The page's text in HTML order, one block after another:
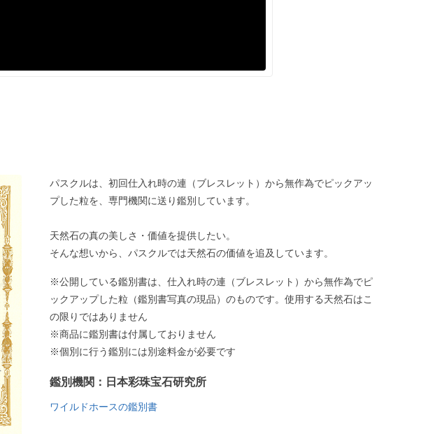
パスクルは、初回仕入れ時の連（ブレスレット）から無作為でピックアッ
プした粒を、専門機関に送り鑑別しています。
天然石の真の美しさ・価値を提供したい。
そんな想いから、パスクルでは天然石の価値を追及しています。
※公開している鑑別書は、仕入れ時の連（ブレスレット）から無作為でピ
ックアップした粒（鑑別書写真の現品）のものです。使用する天然石はこ
の限りではありません
※商品に鑑別書は付属しておりません
※個別に行う鑑別には別途料金が必要です
鑑別機関：日本彩珠宝石研究所
ワイルドホースの鑑別書